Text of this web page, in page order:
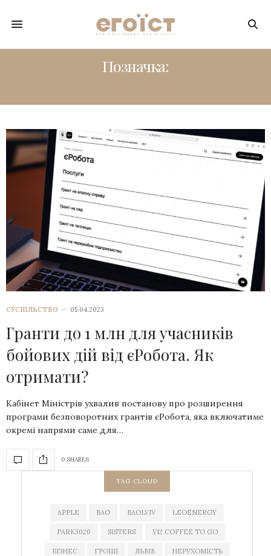
Позначка:
СУСПІЛЬСТВО 05.04.2023
Гранти до 1 млн для учасників
бойових дій від єРобота. Як
отримати?
Кабінет Міністрів ухвалив постанову про розширення
програми безповоротних грантів єРобота, яка включатиме
окремі напрями саме для…
0 SHARES
TAG CLOUD
APPLE BAO BAOLVIV LEOENERGY
PARK3020 SISTERS V12 COFFEE TO GO
БІЗНЕС ГРОШІ ЛЬВІВ НЕРУХОМІСТЬ